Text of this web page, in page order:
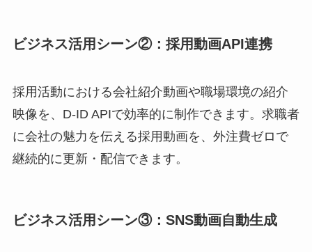
ビジネス活用シーン②：採用動画API連携
採用活動における会社紹介動画や職場環境の紹介
映像を、D-ID APIで効率的に制作できます。求職者
に会社の魅力を伝える採用動画を、外注費ゼロで
継続的に更新・配信できます。
ビジネス活用シーン③：SNS動画自動生成